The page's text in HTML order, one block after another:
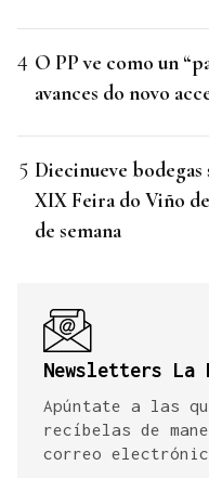
O PP ve como un
avances do novo
Diecinueve
XIX Feira do Viño
de semana
Newsletters La
Apúntate a las
recíbelas de
correo